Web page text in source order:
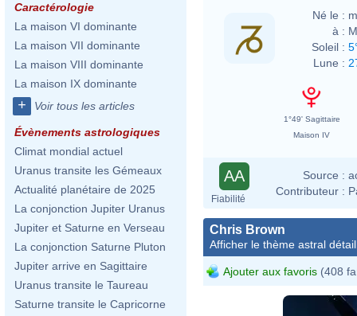
Caractérologie
La maison VI dominante
La maison VII dominante
La maison VIII dominante
La maison IX dominante
+ Voir tous les articles
Évènements astrologiques
Climat mondial actuel
Uranus transite les Gémeaux
Actualité planétaire de 2025
La conjonction Jupiter Uranus
Jupiter et Saturne en Verseau
La conjonction Saturne Pluton
Jupiter arrive en Sagittaire
Uranus transite le Taureau
Saturne transite le Capricorne
Né le :
à :
Soleil :
Lune :
1°49' Sagittaire
Maison IV
AA
Fiabilité
Source :
Contributeur :
Chris Brown
Afficher le thème astral
Ajouter aux favoris (408